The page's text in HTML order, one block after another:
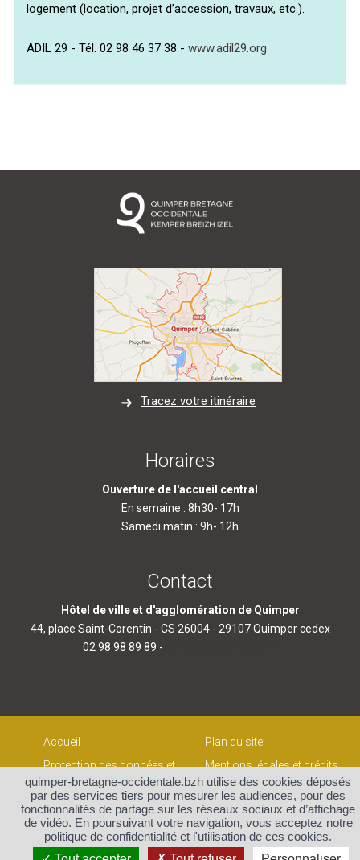
logement (location, projet d’accession, travaux, etc.).
ADIL 29 - Tél. 02 98 46 37 38 -www.adil29.org
Tracez votre itinéraire
Horaires
Ouverture de l'accueil central
En semaine : 8h30- 17h
Samedi matin : 9h- 12h
Contact
Hôtel de ville et d'agglomération de Quimper
44, place Saint-Corentin - CS 26004 - 29107 Quimper cedex
02 98 98 89 89 -
Accueil
Plan du site
Protection des données et
gestion des cookies
Mentions légales et crédits
Contact
quimper-bretagne-occidentale.bzh utilise des cookies déposés
par des services tiers pour mesurer les audiences, pour des
fonctionnalités de partage sur les réseaux sociaux et d’affichage
de vidéo. En poursuivant votre navigation, vous acceptez notre
politique de confidentialité et l'utilisation de ces cookies.